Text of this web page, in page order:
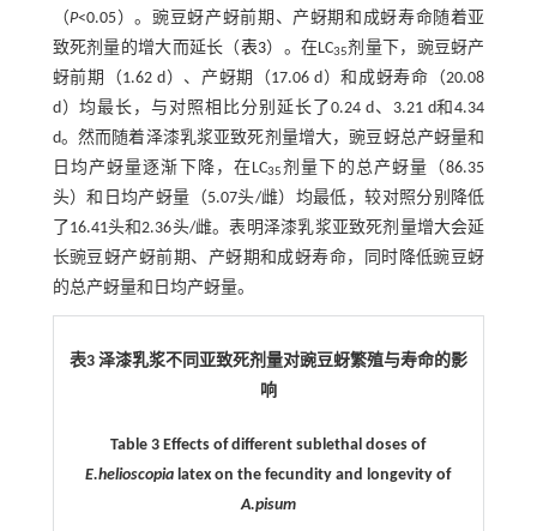
（P<0.05）。豌豆蚜产蚜前期、产蚜期和成蚜寿命随着亚
致死剂量的增大而延长（ 表3）。在LC35剂量下，豌豆蚜产
蚜前期（1.62 d）、产蚜期（17.06 d）和成蚜寿命（20.08
d）均最长，与对照相比分别延长了0.24 d、3.21 d和4.34
d。然而随着泽漆乳浆亚致死剂量增大，豌豆蚜总产蚜量和
日均产蚜量逐渐下降，在LC35剂量下的总产蚜量（86.35
头）和日均产蚜量（5.07头/雌）均最低，较对照分别降低
了16.41头和2.36头/雌。表明泽漆乳浆亚致死剂量增大会延
长豌豆蚜产蚜前期、产蚜期和成蚜寿命，同时降低豌豆蚜
的总产蚜量和日均产蚜量。
表3 泽漆乳浆不同亚致死剂量对豌豆蚜繁殖与寿命的影
响
Table 3 Effects of different sublethal doses of
E.helioscopia latex on the fecundity and longevity of
A.pisum